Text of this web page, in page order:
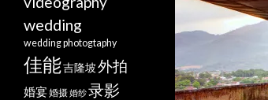
wedding
wedding photogtaphy
佳能吉隆坡外拍
婚宴婚摄婚纱录影